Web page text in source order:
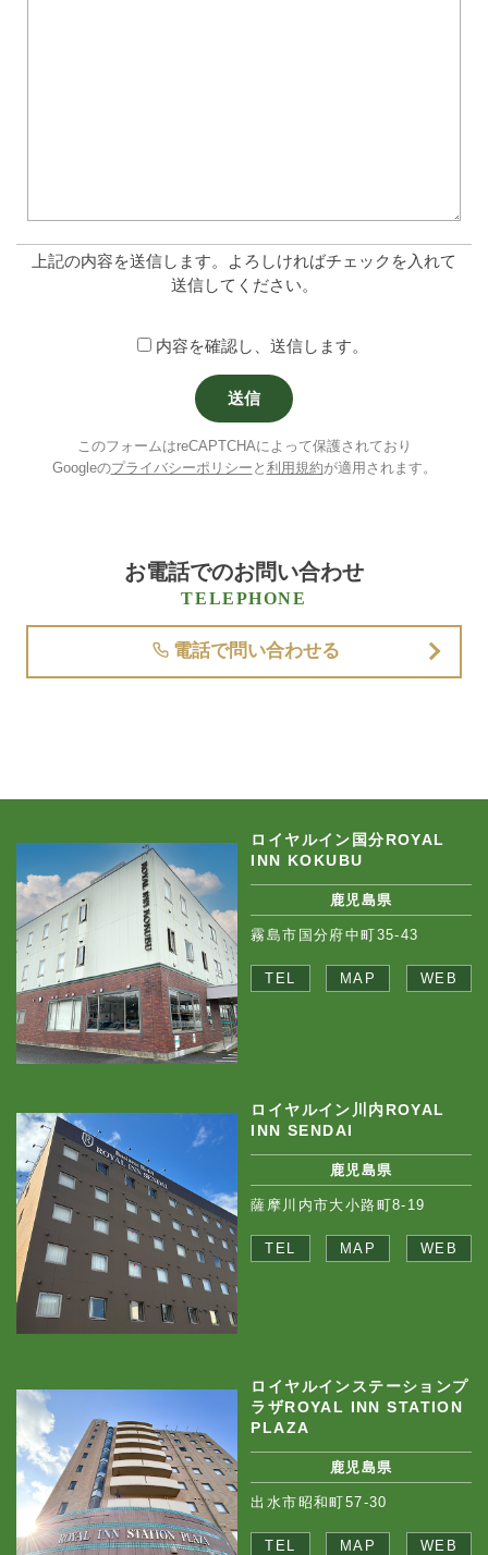
上記の内容を送信します。よろしければチェックを入れて
送信してください。
内容を確認し、送信します。
このフォームはreCAPTCHAによって保護されており
Googleのプライバシーポリシー と 利用規約が適用されます。
お電話でのお問い合わせ
TELEPHONE
電話で問い合わせる
ロイヤルイン国分ROYAL
INN KOKUBU
鹿児島県
霧島市国分府中町35-43
TEL MAP WEB
ロイヤルイン川内ROYAL
INN SENDAI
鹿児島県
薩摩川内市大小路町8-19
TEL MAP WEB
ロイヤルインステーションプ
ラザROYAL INN STATION
PLAZA
鹿児島県
出水市昭和町57-30
TEL MAP WEB